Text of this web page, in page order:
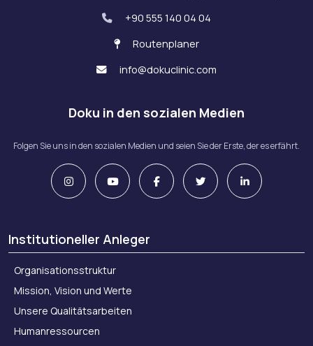
+90 555 140 04 04
Routenplaner
info@dokuclinic.com
Doku in den sozialen Medien
Folgen Sie uns in den sozialen Medien und seien Sie der Erste, der es erfährt.
Institutioneller Anleger
Organisationsstruktur
Mission, Vision und Werte
Unsere Qualitätsarbeiten
Humanressourcen